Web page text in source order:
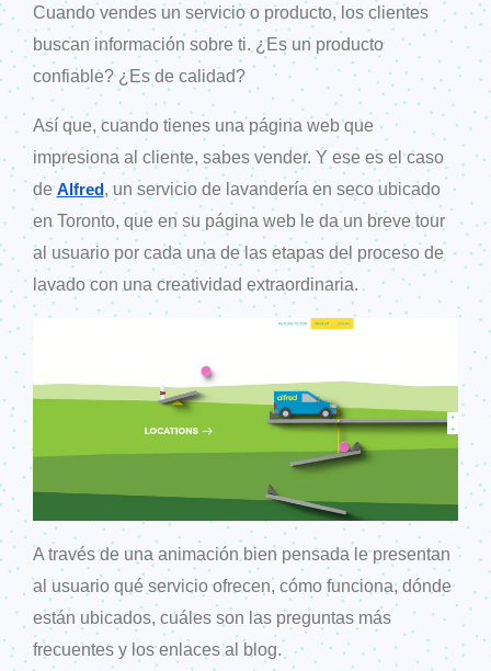
Cuando vendes un servicio o producto, los clientes
buscan información sobre ti. ¿Es un producto
confiable? ¿Es de calidad?
Así que, cuando tienes una página web que
impresiona al cliente, sabes vender. Y ese es el caso
deAlfred, un servicio de lavandería en seco ubicado
en Toronto, que en su página web le da un breve tour
al usuario por cada una de las etapas del proceso de
lavado con una creatividad extraordinaria.
A través de una animación bien pensada le presentan
al usuario qué servicio ofrecen, cómo funciona, dónde
están ubicados, cuáles son las preguntas más
frecuentes y los enlaces al blog.